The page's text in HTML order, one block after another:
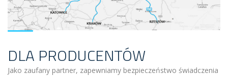
DLA PRODUCENTÓW
Jako zaufany partner, zapewniamy bezpieczeństwo świadczenia